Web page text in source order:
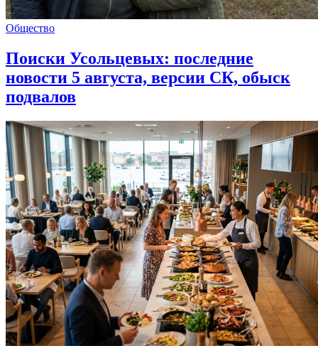
Общество
Поиски Усольцевых: последние
новости 5 августа, версии СК, обыск
подвалов